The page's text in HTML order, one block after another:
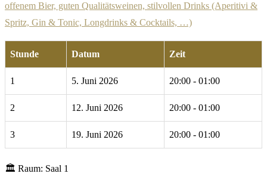
offenem Bier, guten Qualitätsweinen, stilvollen Drinks (Aperitivi &
Spritz, Gin & Tonic, Longdrinks & Cocktails, …)
Stunde Datum Zeit
1 5. Juni 2026 20:00 - 01:00
2 12. Juni 2026 20:00 - 01:00
3 19. Juni 2026 20:00 - 01:00
🏛 Raum: Saal 1